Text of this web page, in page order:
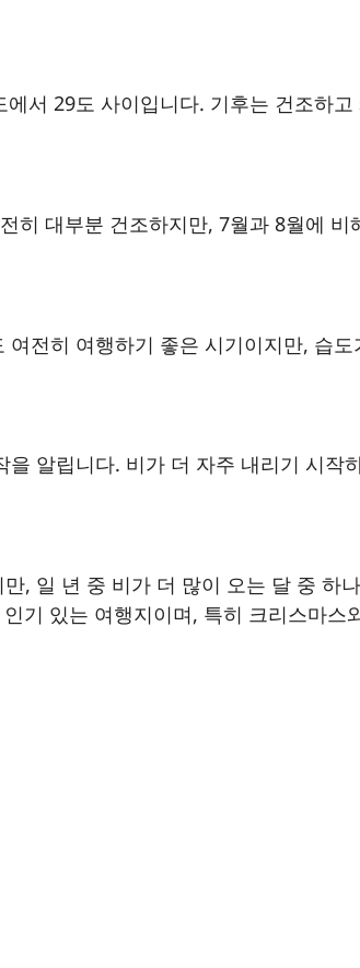
서 29도 사이입니다. 기후는 건조하고
히 대부분 건조하지만, 7월과 8월에 비
전히 여행하기 좋은 시기이지만, 습도
알립니다. 비가 더 자주 내리기 시작
, 일 년 중 비가 더 많이 오는 달 중 하
기 있는 여행지이며, 특히 크리스마스